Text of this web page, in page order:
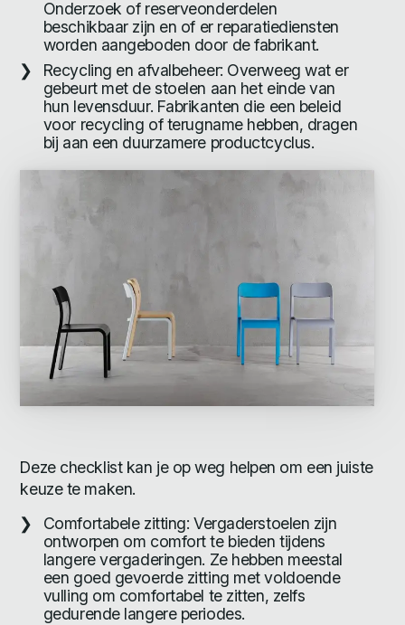
Onderzoek of reserveonderdelen
beschikbaar zijn en of er reparatiediensten
worden aangeboden door de fabrikant.
Recycling en afvalbeheer: Overweeg wat er
gebeurt met de stoelen aan het einde van
hun levensduur. Fabrikanten die een beleid
voor recycling of terugname hebben, dragen
bij aan een duurzamere productcyclus.
Deze checklist kan je op weg helpen om een juiste
keuze te maken.
Comfortabele zitting: Vergaderstoelen zijn
ontworpen om comfort te bieden tijdens
langere vergaderingen. Ze hebben meestal
een goed gevoerde zitting met voldoende
vulling om comfortabel te zitten, zelfs
gedurende langere periodes.